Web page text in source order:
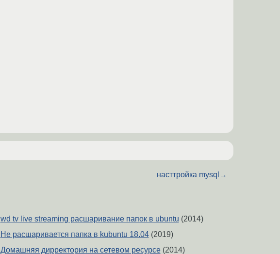
насттройка mysql →
wd tv live streaming расшаривание папок в ubuntu (2014)
Не расшаривается папка в kubuntu 18.04(2019)
Домашняя дирректория на сетевом ресурсе(2014)